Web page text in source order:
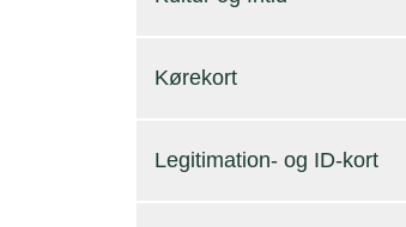
Kørekort
Legitimation- og ID-kort